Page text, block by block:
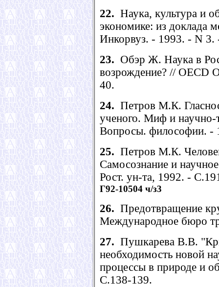
22. Наука, культура и
экономике: из доклада
Инкорвуз. - 1993. - N
23. Обэр Ж. Наука в
возрождение? // OECD
40.
24. Петров М.К.
ученого. Миф и научно-
Вопросы. философии. -
25. Петров М.К.
Самосознание и
Рост. ун-та, 1992. -
Г92-10504 ч/з3
26. Предотвращение
Международное бюро
27. Пушкарева В.В.
необходимость новой
процессы в природе и
С.138-139.